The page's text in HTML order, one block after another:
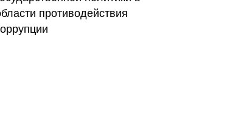
противодействия